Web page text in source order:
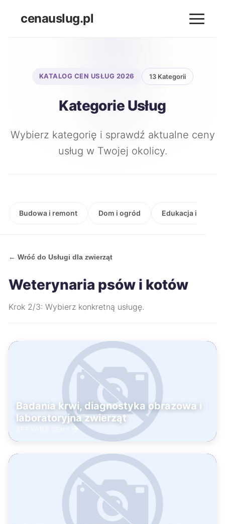
cenauslug.pl
KATALOG CEN USŁUG 2026 13 Kategorii
Kategorie Usług
Wybierz kategorię i sprawdź aktualne ceny
usług w Twojej okolicy.
Budowa i remont Dom i ogród Edukacja i
← Wróć do Usługi dla zwierząt
Weterynaria psów i kotów
Krok 2/3: Wybierz konkretną usługę.
Badania krwi, diagnostyka obrazowa i
laboratoryjna zwierząt
SPRAWDŹ CENY